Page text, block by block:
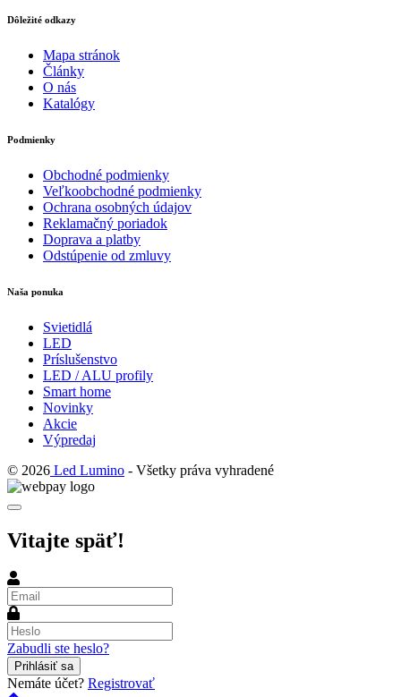
Dôležité odkazy
Mapa stránok
Články
O nás
Katalógy
Podmienky
Obchodné podmienky
Veľkoobchodné podmienky
Ochrana osobných údajov
Reklamačný poriadok
Doprava a platby
Odstúpenie od zmluvy
Naša ponuka
Svietidlá
LED
Príslušenstvo
LED / ALU profily
Smart home
Novinky
Akcie
Výpredaj
© 2026 Led Lumino - Všetky práva vyhradené
Vitajte späť!
Email
Heslo
Zabudli ste heslo?
Prihlásiť sa
Nemáte účet? Registrovať